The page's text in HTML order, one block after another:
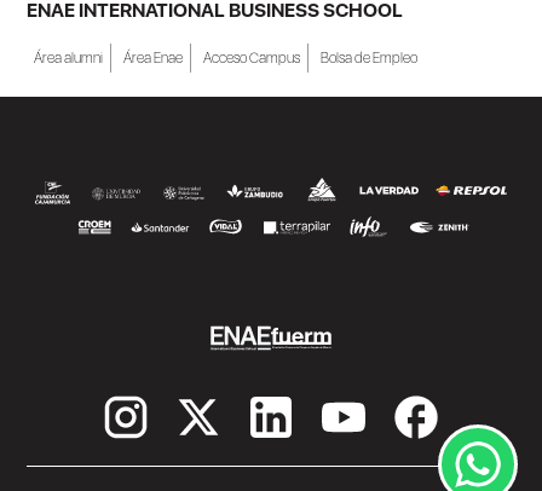
ENAE INTERNATIONAL BUSINESS SCHOOL
Área alumni Área Enae Acceso Campus Bolsa de Empleo